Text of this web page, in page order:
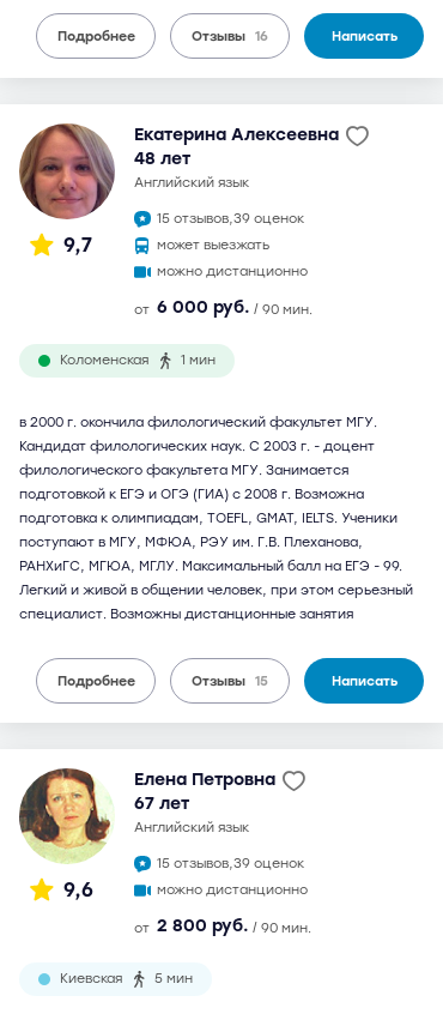
Подробнее Отзывы 16 Написать
9,7
Екатерина Алексеевна
48 лет
английский язык
15 отзывов,39 оценок
может выезжать
можно дистанционно
от 6 000 руб. / 90 мин.
Коломенская 1 мин
в 2000 г. окончила филологический факультет МГУ.
Кандидат филологических наук. С 2003 г. - доцент
филологического факультета МГУ. Занимается
подготовкой к ЕГЭ и ОГЭ (ГИА) с 2008 г. Возможна
подготовка к олимпиадам, TOEFL, GMAT, IELTS. Ученики
поступают в МГУ, МФЮА, РЭУ им. Г.В. Плеханова,
РАНХиГС, МГЮА, МГЛУ. Максимальный балл на ЕГЭ - 99.
Легкий и живой в общении человек, при этом серьезный
специалист. Возможны дистанционные занятия
Подробнее Отзывы 15 Написать
9,6
Елена Петровна
67 лет
английский язык
15 отзывов,39 оценок
можно дистанционно
от 2 800 руб. / 90 мин.
Киевская 5 мин